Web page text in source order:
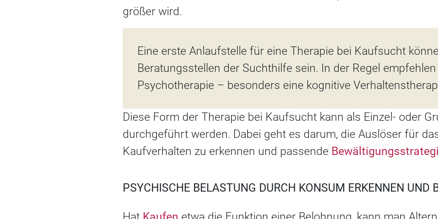
größer wird.
Eine erste Anlaufstelle für eine Therapie bei Kaufsucht
Beratungsstellen der Suchthilfe sein. In der Regel
Psychotherapie – besonders eine kognitive
Diese Form der Therapie bei Kaufsucht kann als Einzel- oder
durchgeführt werden. Dabei geht es darum, die Auslöser für
Kaufverhalten zu erkennen und passende
PSYCHISCHE BELASTUNG DURCH KONSUM ERKENNEN UND